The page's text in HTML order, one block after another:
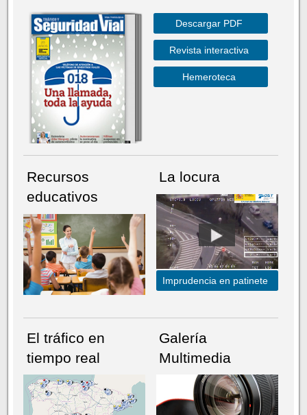
Descargar PDF
Revista interactiva
Hemeroteca
Recursos
educativos
La locura
Imprudencia en patinete
El tráfico en
tiempo real
Galería
Multimedia